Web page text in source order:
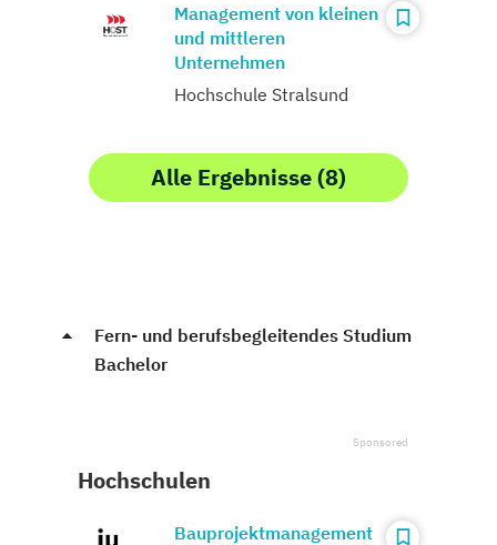
Management von kleinen
und mittleren
Unternehmen
Hochschule Stralsund
Alle Ergebnisse (8)
Fern- und berufsbegleitendes Studium
Bachelor
Hochschulen
Bauprojektmanagement